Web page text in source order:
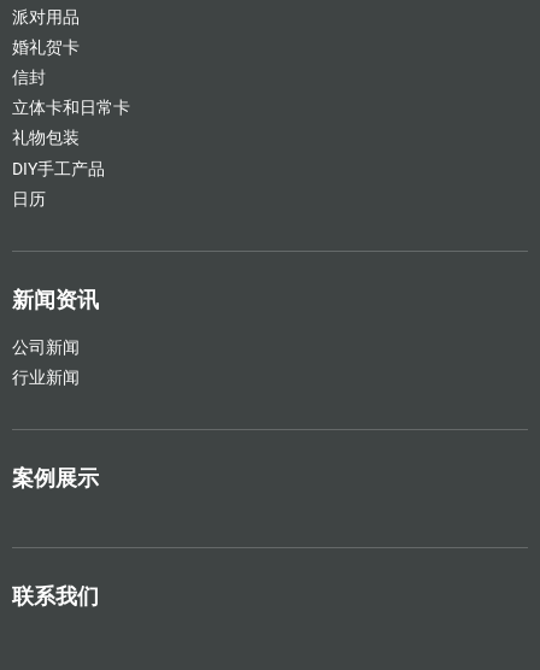
派对用品
婚礼贺卡
信封
立体卡和日常卡
礼物包装
DIY手工产品
日历
新闻资讯
公司新闻
行业新闻
案例展示
联系我们